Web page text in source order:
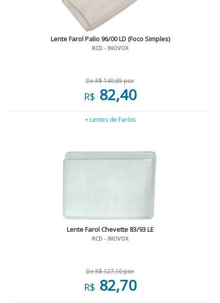
Lente Farol Palio 96/00 LD (Foco Simples)
RCD - INOVOX
De R$ 149,65 por
R$ 82,40
+ Lentes de Faróis
Lente Farol Chevette 83/93 LE
RCD - INOVOX
De R$ 127,10 por
R$ 82,70